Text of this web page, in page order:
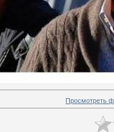
Просмотреть